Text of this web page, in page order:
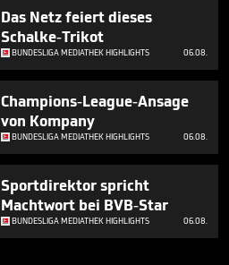
Das Netz feiert dieses
Schalke-Trikot
BUNDESLIGA MEDIATHEK HIGHLIGHTS 06.08.
Champions-League-Ansage
von Kompany
BUNDESLIGA MEDIATHEK HIGHLIGHTS 06.08.
Sportdirektor spricht
Machtwort bei BVB-Star
BUNDESLIGA MEDIATHEK HIGHLIGHTS 06.08.